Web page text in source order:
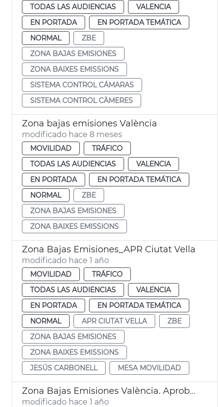
TODAS LAS AUDIENCIAS
VALENCIA
EN PORTADA
EN PORTADA TEMÁTICA
NORMAL
ZBE
ZONA BAJAS EMISIONES
ZONA BAIXES EMISSIONS
SISTEMA CONTROL CÁMARAS
SISTEMA CONTROL CÀMERES
Zona bajas emisiones València
modificado hace 8 meses
MOVILIDAD
TRÁFICO
TODAS LAS AUDIENCIAS
VALENCIA
EN PORTADA
EN PORTADA TEMÁTICA
NORMAL
ZBE
ZONA BAJAS EMISIONES
ZONA BAIXES EMISSIONS
Zona Bajas Emisiones_APR Ciutat Vella
modificado hace 1 año
MOVILIDAD
TRÁFICO
TODAS LAS AUDIENCIAS
VALENCIA
EN PORTADA
EN PORTADA TEMÁTICA
NORMAL
APR CIUTAT VELLA
ZBE
ZONA BAJAS EMISIONES
ZONA BAIXES EMISSIONS
JESÚS CARBONELL
MESA MOVILIDAD
Zona Bajas Emisiones València. Aprobación por el Pleno
modificado hace 1 año